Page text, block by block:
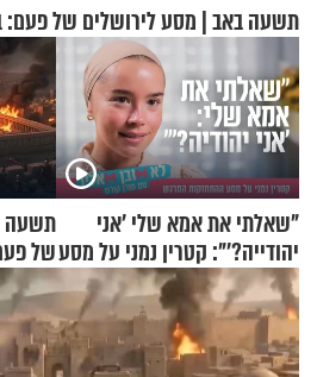
תשעה באב | מסע לירושלים של פעם:
"שאלתי את אמא שלי 'אני
יהודייה?'": קטרין נמני על מסע
ההתחזקות המרגש
תשעה
של